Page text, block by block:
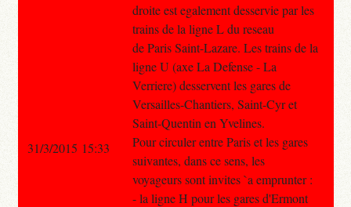
droite est egalement desservie par les
trains de la ligne L du reseau
de Paris Saint-Lazare. Les trains de la
ligne U (axe La Defense - La
Verriere) desservent les gares de
Versailles-Chantiers, Saint-Cyr et
Saint-Quentin en Yvelines.
Pour circuler entre Paris et les gares
suivantes, dans ce sens, les
voyageurs sont invites `a emprunter :
- la ligne H pour les gares d'Ermont
31/3/2015 15:33